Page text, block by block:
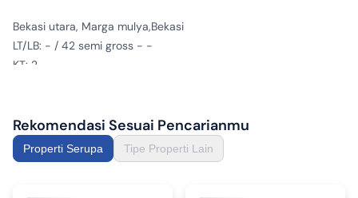
Bekasi utara, Marga mulya,Bekasi
LT/LB: - / 42 semi gross - -
KT: 2
Hadap: Utara
Listrik: 2200 watt
Ruang Tamu, Ruang Makan, Dapur Basah, Keamanan 24 Jam,
Rekomendasi Sesuai Pencarianmu
Properti Serupa Tipe Properti Lain